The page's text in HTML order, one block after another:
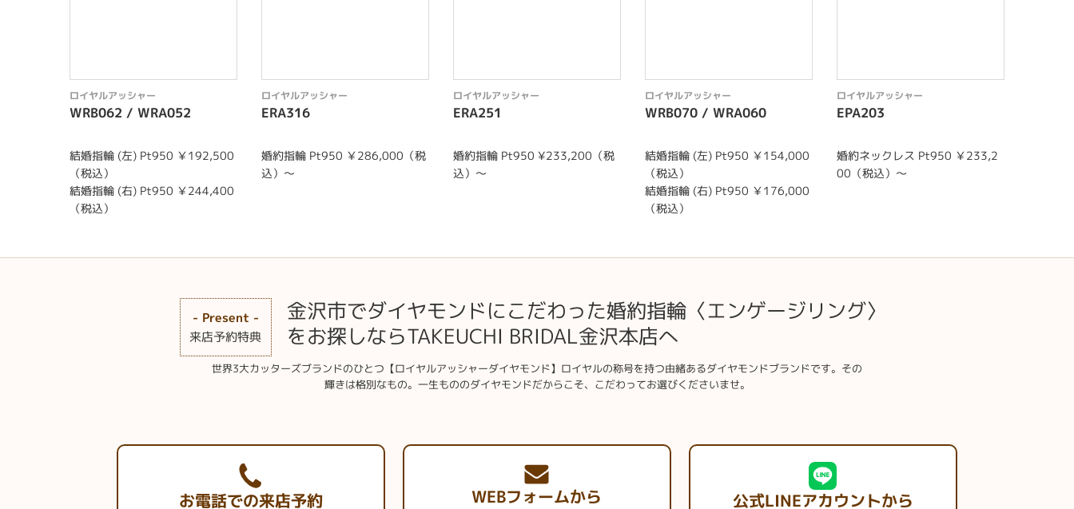
ロイヤルアッシャー
WRB062 / WRA052
結婚指輪 (左) Pt950 ￥192,500
（税込）
結婚指輪 (右) Pt950 ￥244,400
（税込）
ロイヤルアッシャー
ERA316
婚約指輪 Pt950 ￥286,000（税
込）～
ロイヤルアッシャー
ERA251
婚約指輪 Pt950 ¥233,200（税
込）～
ロイヤルアッシャー
WRB070 / WRA060
結婚指輪 (左) Pt950 ￥154,000
（税込）
結婚指輪 (右) Pt950 ￥176,000
（税込）
ロイヤルアッシャー
EPA203
婚約ネックレス Pt950 ￥233,2
00（税込）～
- Present -
来店予約特典
金沢市でダイヤモンドにこだわった婚約指輪〈エンゲージリング〉
をお探しならTAKEUCHI BRIDAL金沢本店へ
世界3大カッターズブランドのひとつ【ロイヤルアッシャーダイヤモンド】ロイヤルの称号を持つ由緒あるダイヤモンドブランドです。その
輝きは格別なもの。一生もののダイヤモンドだからこそ、こだわってお選びくださいませ。
お電話での来店予約
WEBフォームから
公式LINEアカウントから